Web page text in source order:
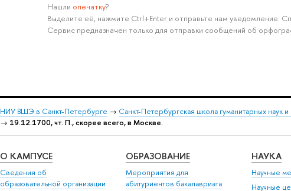
Нашли опечатку?
Выделите её, нажмите Ctrl+Enter и отправьте нам уведомление.
Сервис предназначен только для отправки сообщений об
НИУ ВШЭ в Санкт-Петербурге → Санкт-Петербургская школа гуманитарных наук и
→ 19.12.1700, чт. П., скорее всего, в Москве.
О КАМПУСЕ
Сведения об
образовательной организации
ОБРАЗОВАНИЕ
Мероприятия для
абитуриентов бакалавриата
НАУКА
Научные
Научные